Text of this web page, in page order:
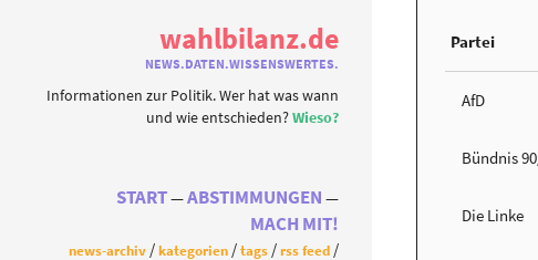
wahlbilanz.de
NEWS.DATEN.WISSENSWERTES.
Informationen zur Politik. Wer hat was wann
und wie entschieden?Wieso?
START
ABSTIMMUNGEN
MACH MIT!
news-archiv kategorien tags
rss feed
Partei
AfD
Bündnis
Die Linke